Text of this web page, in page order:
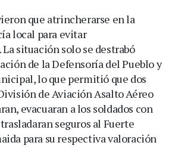
que atrincherarse en la
local para evitar
situación solo se destrabó
de la Defensoría del Pueblo y
lo que permitió que dos
de Aviación Asalto Aéreo
evacuaran a los soldados con
seguros al Fuerte
para su respectiva valoración